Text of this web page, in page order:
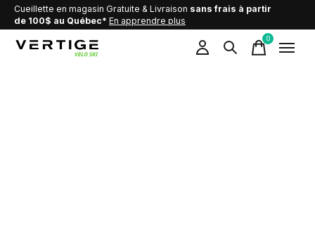
Cueillette en magasin Gratuite & Livraison sans frais à partir
de 100$ au Québec* En apprendre plus
0items